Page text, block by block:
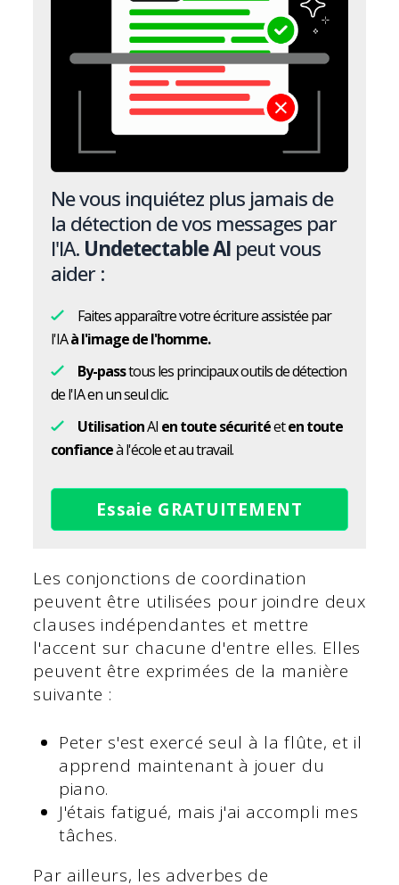
Ne vous inquiétez plus jamais de
la détection de vos messages par
l'IA. Undetectable AI peut vous
aider :
Faites apparaître votre écriture assistée par
l'IAà l'image de l'homme.
By-passtous les principaux outils de détection
de l'IA en un seul clic.
UtilisationAI en toute sécuritéeten toute
confianceà l'école et au travail.
Essaie GRATUITEMENT
Les conjonctions de coordination
peuvent être utilisées pour joindre deux
clauses indépendantes et mettre
l'accent sur chacune d'entre elles. Elles
peuvent être exprimées de la manière
suivante :
Peter s'est exercé seul à la flûte, et il
apprend maintenant à jouer du
piano.
J'étais fatigué, mais j'ai accompli mes
tâches.
Par ailleurs, les adverbes de